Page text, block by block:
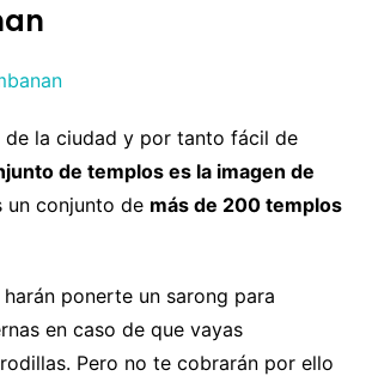
de la ciudad y por tanto fácil de
de templos es la imagen de
un conjunto de más de 200 templos
ponerte un sarong para
en caso de que vayas
Pero no te cobrarán por ello